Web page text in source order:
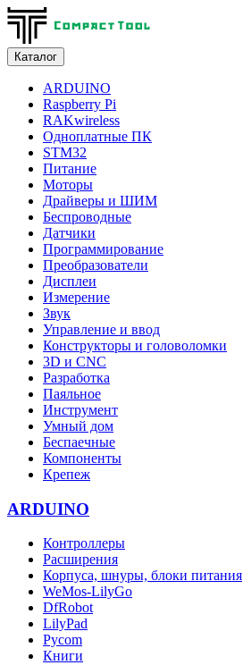
Каталог
ARDUINO
Raspberry Pi
RAKwireless
Одноплатные ПК
STM32
Питание
Моторы
Драйверы и ШИМ
Беспроводные
Датчики
Программирование
Преобразователи
Дисплеи
Измерение
Звук
Управление и ввод
Конструкторы и головоломки
3D и CNC
Разработка
Паяльное
Инструмент
Умный дом
Беспаечные
Компоненты
Крепеж
ARDUINO
Контроллеры
Расширения
Корпуса, шнуры, блоки питания
WeMos-LilyGo
DfRobot
LilyPad
Pycom
Книги